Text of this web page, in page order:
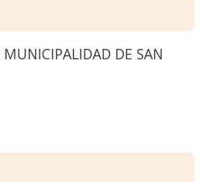
MUNICIPALIDAD DE SAN